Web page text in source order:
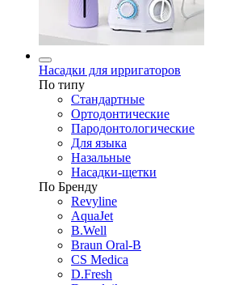
Насадки для ирригаторов
По типу
Стандартные
Ортодонтические
Пародонтологические
Для языка
Назальные
Насадки-щетки
По Бренду
Revyline
AquaJet
B.Well
Braun Oral-B
CS Medica
D.Fresh